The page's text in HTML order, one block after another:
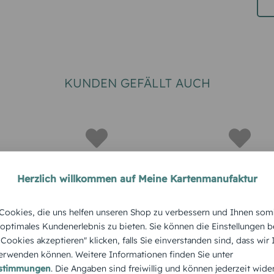
KUNDEN GEFÄLLT AUCH
GEBURTSTAG
Menükarte
Geburtstag Dancing
sheep
vierzig
Herzlich willkommen auf Meine Kartenmanufaktur
die uns helfen unseren Shop zu verbessern und Ihnen
Kundenerlebnis zu bieten. Sie können die Einstellungen
akzeptieren" klicken, falls Sie einverstanden sind, dass
können. Weitere Informationen finden Sie unter
. Die Angaben sind freiwillig und können jederzeit